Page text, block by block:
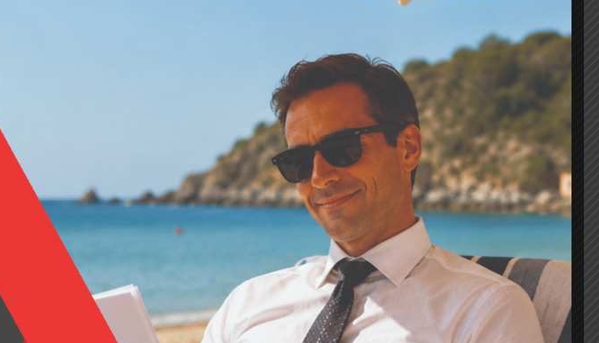
sui costi operativi.
relative all’energia e alla sostenibilità.
l’adozione di strategie di gestione energetica.
secondo la norma UNI 11339
decidi di certificati per entrambi i settori ed iscriviti.
per l'iscrizione